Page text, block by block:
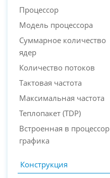
Процессор
Модель процессора
Суммарное количество
ядер
Количество потоков
Тактовая частота
Максимальная частота
Теплопакет (TDP)
Встроенная в процессор
графика
Конструкция